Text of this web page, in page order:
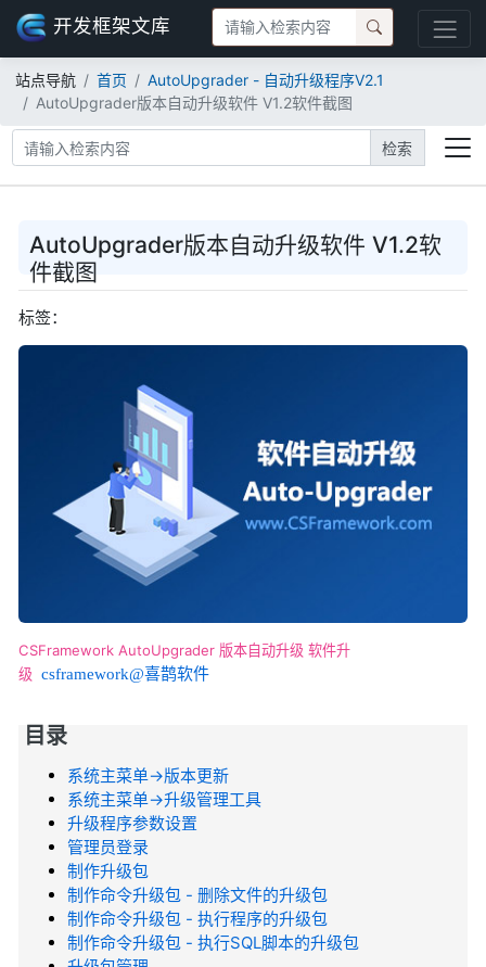
开发框架文库
站点导航 首页
AutoUpgrader - 自动升级程序V2.1
AutoUpgrader版本自动升级软件 V1.2软件截图
检索
AutoUpgrader版本自动升级软件 V1.2软
件截图
标签：
CSFramework AutoUpgrader 版本自动升级 软件升
级 csframework@喜鹊软件
目录
系统主菜单->版本更新
系统主菜单->升级管理工具
升级程序参数设置
管理员登录
制作升级包
制作命令升级包 - 删除文件的升级包
制作命令升级包 - 执行程序的升级包
制作命令升级包 - 执行SQL脚本的升级包